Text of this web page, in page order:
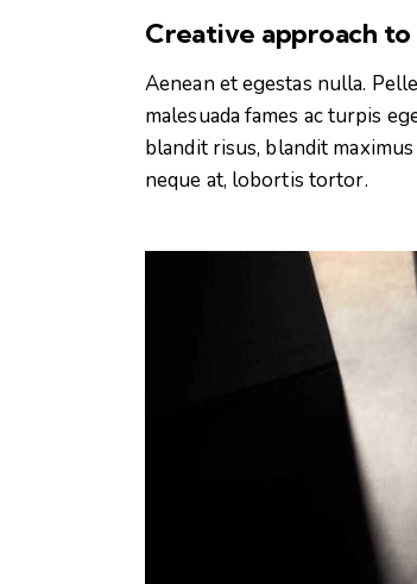
Creative approach
Aenean et egestas nulla.
malesuada fames ac turpis
blandit risus, blandit
neque at, lobortis tortor.